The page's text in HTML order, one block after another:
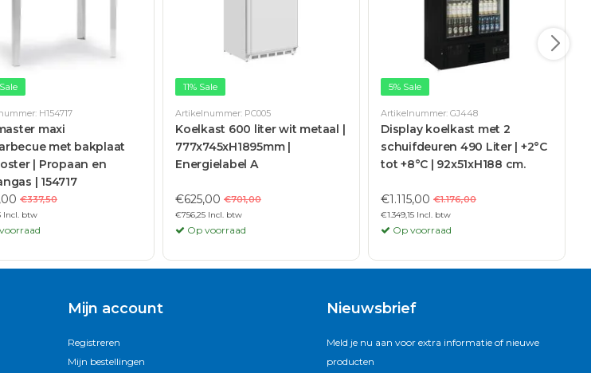
H154717
maxi
met bakplaat
| Propaan en
| 154717
€337,50
Incl. btw
11% Sale
Artikelnummer: PC005
Koelkast 600 liter wit metaal |
777x745xH1895mm |
Energielabel A
€625,00 €701,00
€756,25 Incl. btw
Op voorraad
5% Sale
Artikelnummer: GJ448
Display koelkast met 2
schuifdeuren 490 Liter | +2°C
tot +8°C | 92x51xH188 cm.
€1.115,00 €1.176,00
€1.349,15 Incl. btw
Op voorraad
Mijn account
Registreren
Mijn bestellingen
Nieuwsbrief
Meld je nu aan voor extra informatie of nieuwe
producten